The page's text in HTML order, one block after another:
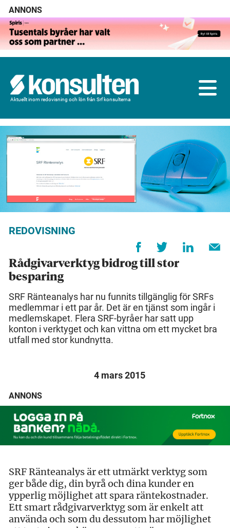
ANNONS
Aktuellt inom redovisning och lön från Srf konsulterna
REDOVISNING
Rådgivarverktyg bidrog till stor
besparing
SRF Ränteanalys har nu funnits tillgänglig för SRFs
medlemmar i ett par år. Det är en tjänst som ingår i
medlemskapet. Flera SRF-byråer har satt upp
konton i verktyget och kan vittna om ett mycket bra
utfall med stor kundnytta.
4 mars 2015
ANNONS
SRF Ränteanalys är ett utmärkt verktyg som
ger både dig, din byrå och dina kunder en
ypperlig möjlighet att spara räntekostnader.
Ett smart rådgivarverktyg som är enkelt att
använda och som du dessutom har möjlighet